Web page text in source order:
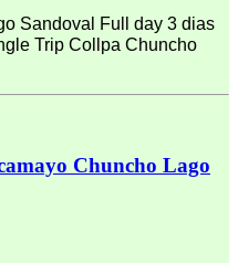
Sandoval Full day 3 dias
Trip Collpa Chuncho
Chuncho Lago